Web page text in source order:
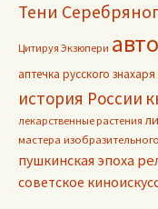
Тени
Цитируя Экзюпери
аптечка русского знахаря
история России
лекарственные растения
мастера
пушкинская эпоха
советское